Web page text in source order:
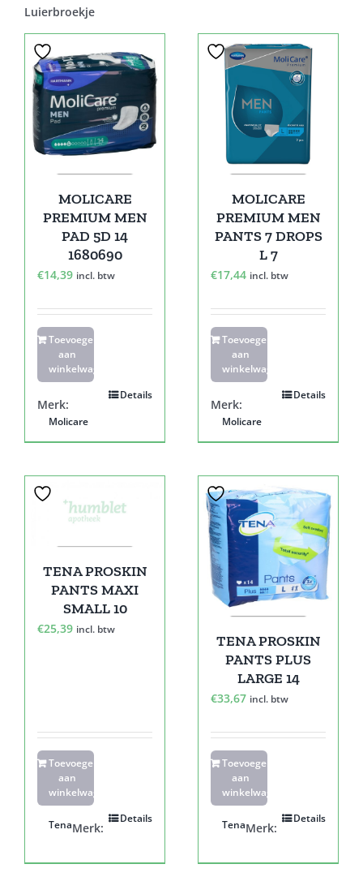
Luierbroekje
MOLICARE
PREMIUM MEN
PAD 5D 14
1680690
€14,39 incl. btw
Toevoegen
aan
winkelwagen
Details
Merk:
Molicare
MOLICARE
PREMIUM MEN
PANTS 7 DROPS
L 7
€17,44 incl. btw
Toevoegen
aan
winkelwagen
Details
Merk:
Molicare
TENA PROSKIN
PANTS MAXI
SMALL 10
€25,39 incl. btw
Toevoegen
aan
winkelwagen
Details
Merk:
Tena
TENA PROSKIN
PANTS PLUS
LARGE 14
€33,67 incl. btw
Toevoegen
aan
winkelwagen
Details
Merk:
Tena